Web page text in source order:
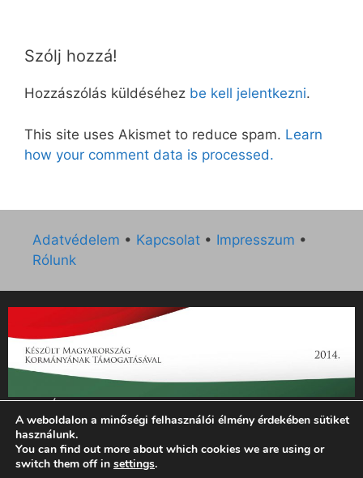
Szólj hozzá!
Hozzászólás küldéséhez be kell jelentkezni.
This site uses Akismet to reduce spam. Learn
how your comment data is processed.
Adatvédelem • Kapcsolat • Impresszum •
Rólunk
„Az Új Ember katolikus hetilap 2014. évi működésének
támogatását az EGYH-KCP-14-P-0121 sz. támogatási
szerződés keretében 3 000 000 Ft összegben támogatta az
Emberi Erőforrások Minisztériuma.”
A weboldalon a minőségi felhasználói élmény érdekében sütiket
használunk.
You can find out more about which cookies we are using or
switch them off in settings.